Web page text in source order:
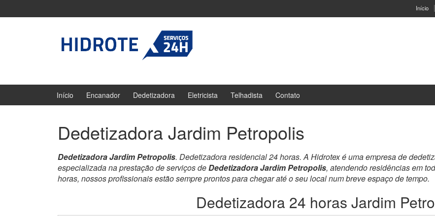
Início
Início Encanador Dedetizadora Eletricista Telhadista Contato
Dedetizadora Jardim Petropolis
Dedetizadora Jardim Petropolis. Dedetizadora residencial 24 horas. A Hidrotex é uma empresa de
especializada na prestação de serviços deDedetizadora Jardim Petropolis, atendendo residências em
horas, nossos profissionais estão sempre prontos para chegar até o seu local num breve espaço de tempo.
Dedetizadora 24 horas Jardim